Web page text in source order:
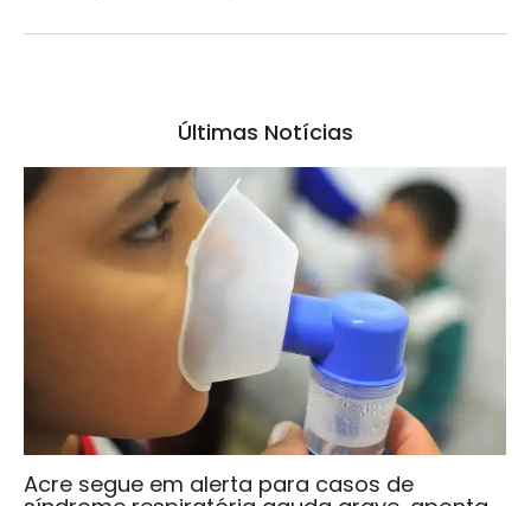
Últimas Notícias
Acre segue em alerta para casos de